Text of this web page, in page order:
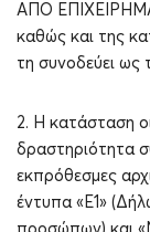
ΑΠΟ
καθώς και της
τη συνοδεύει
2. Η κατάσταση
δραστηριότητα
εκπρόθεσμες
έντυπα «Ε1»